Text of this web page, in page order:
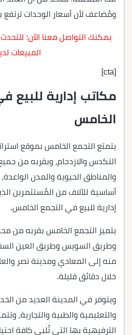
ومُضاعف لأن أسعار الوحدات ترتفع
يمكنك التواصل معنا الآن؛
المبيعات
[cta]
مكاتب إدارية للبيع
الخامس
يتمتع التجمع الخامس بموقع
التكدس والازدحام، وبقربه من
والمناطق الحيوية والمدن
أساسية للآلاف من المُستثمرين
إدارية للبيع في التجمع الخامس.
يتميز التجمع الخامس بقربه من
وطريق السويس وطريق العين
منه إلى المعادي ومدينة نصر
خلال دقائق قليلة.
ويتوفر في المدينة العديد من
والتعليمية والطبية والتجارية،
الترفيهية بها التي تُلبي كافة